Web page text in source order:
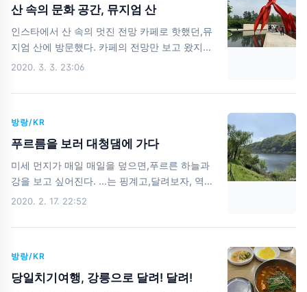
음 지도에서 찾아보니 주차장도 있는 것 같으니,
보자. 조망지에서 바라본 노을들 노을이 주는 묘
한 감성 또 가고 싶다. (딸아, 어서 커라.)
산 속의 문화 공간, 뮤지엄 산
인스타에서 산 속의 멋진 전망 카페로 핫했던,뮤
지엄 산에 방문했다. 카페의 전망만 보고 왔지만,
이 곳은 바로 문화 공간! 종이 박물관, 미술관, 야
명상관을 신청해서 와보는 것인데,그건 다음 기
워 가든의 예쁜 꽃들이 반겨준다. 쭉 뻗은 자작나
무 사이로상쾌한 공기를 마시며 지나가보자. 플
란 장식물이 뮤지엄 산의 상징과도 같다. 여기가
바로 포토존!! 물과 길과 자연의 조화가 너무 좋
다. 따란!! 여기가 바로 핫했던 바로 그 뮤지엄 산
고 싶은 것... 박물관 내부에는 ..
2020. 3. 3. 23:06
방랑/KR
푸르름을 보러 대청댐에 가다
미세 먼지가 매일 매일을 덮으면,푸르른 하늘과
강을 보고 싶어진다. ...는 핑계고,달려보자, 역마
살! 집에서 멀다면 멀고,가깝다면 가까운 대청댐
대청댐이다. 뭔가 전망대에서 보이는 뷰가 좋기
청댐 쪽으로 내려가보기로 했다. 대청댐 휴게소
로 가려다가,또 다른 길이 있어서 대청공원 쪽으
2020. 2. 17. 22:52
방랑/KR
당일치기여행, 강릉으로 달려! 달려!